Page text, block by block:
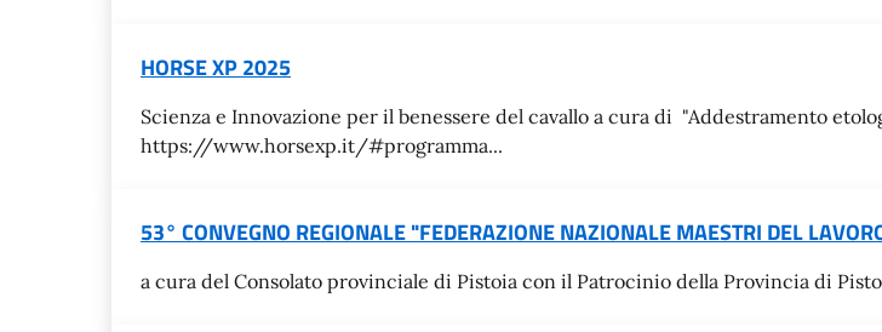
HORSE XP 2025
Scienza e Innovazione per il benessere del cavallo a cura di "Addestramento
https://www.horsexp.it/#programma...
53° CONVEGNO REGIONALE "FEDERAZIONE NAZIONALE MAESTRI DEL
a cura del Consolato provinciale di Pistoia con il Patrocinio della Provincia di